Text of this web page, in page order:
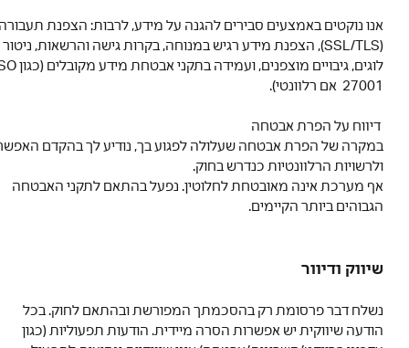
אנו נוקטים באמצעים סבירים להגנה על מידע, לרבות: הצפנת תעבורה
(SSL/TLS), הצפנת מידע רגיש במנוחה, בקרות גישה והרשאות, ניטור
לוגים, גיבויים מוצפנים, ועמידה בתקני אבטחת מידע מקובלים (כגון ISO
27001 אם רלוונטי).
דיווח על הפרת אבטחה
במקרה של הפרת אבטחה שעלולה לפגוע בך, נודיע לך בהקדם האפשרי
ולרשויות הרלוונטיות כנדרש בחוק.
אף מערכת אינה מאובטחת לחלוטין. נפעל בהתאם לתקני האבטחה
הגבוהים ביותר הקיימים.
שיווק ודיוור
נשלח דבר פרסומת רק בהסכמתך המפורשת ובהתאם לחוק. בכל
הודעה שיווקית יש אפשרות הסרה מיידית. הודעות תפעוליות (כגון